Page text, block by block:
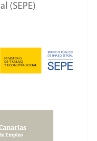
(SEPE)